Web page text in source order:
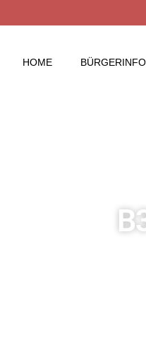
HOME BÜRGERINFO